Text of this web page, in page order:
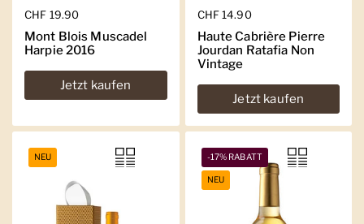
Regulärer Preis
CHF 19.90
Mont Blois Muscadel
Harpie 2016
Jetzt kaufen
Regulärer Preis
CHF 14.90
Haute Cabrière Pierre
Jourdan Ratafia Non
Vintage
Jetzt kaufen
NEU -17% RABATT
NEU